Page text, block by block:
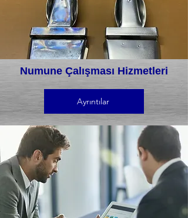
Numune Çalışması Hizmetleri
Ayrıntılar